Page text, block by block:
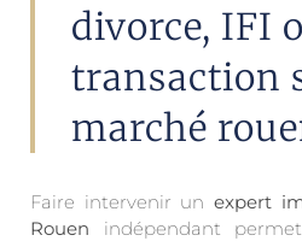
divorce, IFI
transaction
marché
Faire intervenir un expert
Rouen indépendant